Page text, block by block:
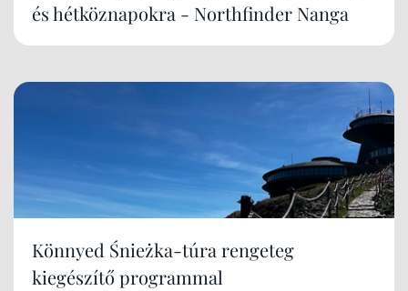
és hétköznapokra - Northfinder Nanga
Könnyed Śnieżka-túra rengeteg
kiegészítő programmal